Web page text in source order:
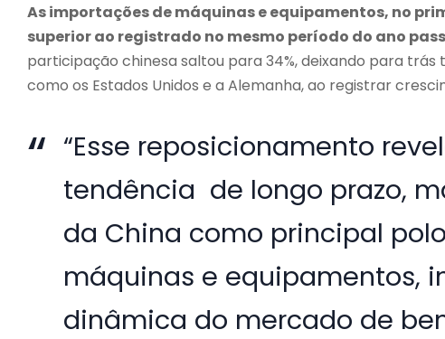
As importações de máquinas e equipamentos, no
superior ao registrado no mesmo período do ano
participação chinesa saltou para 34%, deixando para
como os Estados Unidos e a Alemanha, ao registrar
“Esse reposicionamento
tendência de longo prazo,
da China como principal
máquinas e equipamentos,
dinâmica do mercado de